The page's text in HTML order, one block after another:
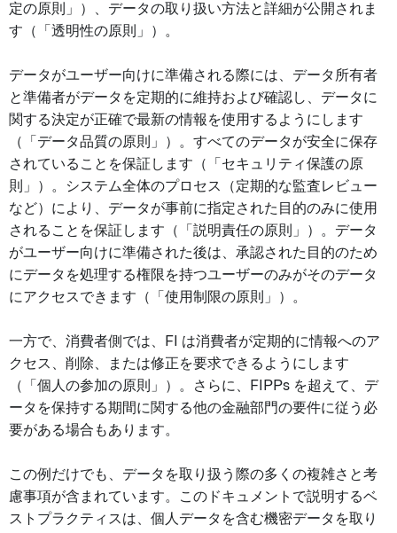
定の原則」）、データの取り扱い方法と詳細が公開されま
す（「透明性の原則」）。
データがユーザー向けに準備される際には、データ所有者
と準備者がデータを定期的に維持および確認し、データに
関する決定が正確で最新の情報を使用するようにします
（「データ品質の原則」）。すべてのデータが安全に保存
されていることを保証します（「セキュリティ保護の原
則」）。システム全体のプロセス（定期的な監査レビュー
など）により、データが事前に指定された目的のみに使用
されることを保証します（「説明責任の原則」）。データ
がユーザー向けに準備された後は、承認された目的のため
にデータを処理する権限を持つユーザーのみがそのデータ
にアクセスできます（「使用制限の原則」）。
一方で、消費者側では、FI は消費者が定期的に情報へのア
クセス、削除、または修正を要求できるようにします
（「個人の参加の原則」）。さらに、FIPPs を超えて、デ
ータを保持する期間に関する他の金融部門の要件に従う必
要がある場合もあります。
この例だけでも、データを取り扱う際の多くの複雑さと考
慮事項が含まれています。このドキュメントで説明するベ
ストプラクティスは、個人データを含む機密データを取り